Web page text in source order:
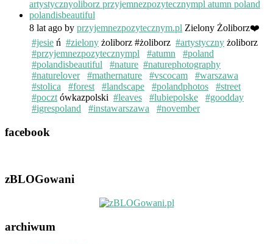
8 lat ago by przyjemnezpozytecznym.pl Zielony Żoliborz❤️
#jesie ń #zielony żoliborz #żoliborz #artystyczny żoliborz
#przyjemnezpozytecznympl
#atumn
#poland
#polandisbeautiful
#nature #naturephotography
#naturelover
#mathernature #vscocam
#warszawa
#stolica
#forest #landscape #polandphotos
#street
#poczt ówkazpolski #leaves #lubiepolske
#goodday
#igrespoland
#instawarszawa #november
facebook
zBLOGowani
archiwum